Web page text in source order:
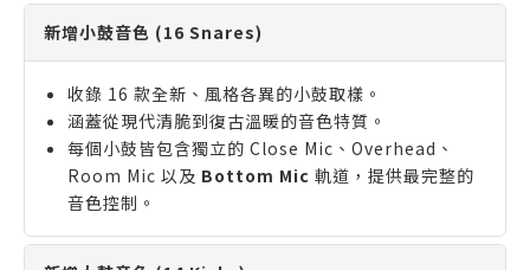
新增小鼓音色 (16 Snares)
收錄 16 款全新、風格各異的小鼓取樣。
涵蓋從現代清脆到復古溫暖的音色特質。
每個小鼓皆包含獨立的 Close Mic、Overhead、
Room Mic 以及 Bottom Mic 軌道，提供最完整的
音色控制。